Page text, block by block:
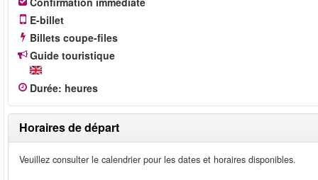
E-billet
Billets coupe-files
Guide touristique
Durée: heures
Horaires de départ
Veuillez consulter le calendrier pour les dates et horaires disponibles.